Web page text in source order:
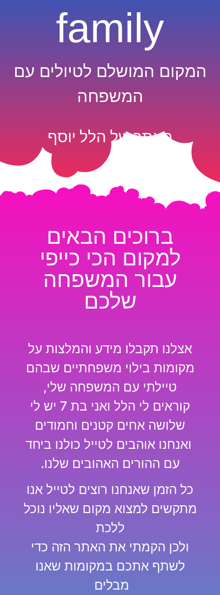
family
המקום המושלם לטיולים עם
המשפחה
האתר של הלל יוסף
ברוכים הבאים
למקום הכי כייפי
עבור המשפחה
שלכם
אצלנו תקבלו מידע והמלצות על
מקומות בילוי משפחתיים שבהם
טיילתי עם המשפחה שלי,
קוראים לי הלל ואני בת 7 יש לי
שלושה אחים קטנים וחמודים
ואנחנו אוהבים לטייל כולנו ביחד
עם ההורים האהובים שלנו.
כל הזמן שאנחנו רוצים לטייל אנו
מתקשים למצוא מקום שאליו נוכל
ללכת
ולכן הקמתי את האתר הזה כדי
לשתף אתכם במקומות שאנו
מבלים